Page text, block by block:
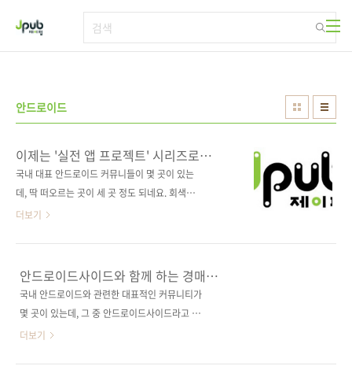
안드로이드
이제는 '실전 앱 프로젝트' 시리즈로
모바일 프로그래밍을 배우세요
국내 대표 안드로이드 커뮤니들이 몇 곳이 있는
데, 딱 떠오르는 곳이 세 곳 정도 되네요. 회색이
란 닉네임으로 활동하고 계신 소셜앤모바일 대
이 된 코리아안드로이드(일명 칸드로이드), 그리
고 카이로란 닉네임을 사용하는 한동호 님이 운
영하고 계신 안드로이드사이드. 이 외에도 네이
데, 최근 1-2년 사이 커진 모바일 산업에 걸맞게
활동하시는 분들이 아주 많아졌습니다. + 이번에
더보기
안드로이드사이드와 함께 하는 경매
이벤트
국내 안드로이드와 관련한 대표적인 커뮤니티가
몇 곳이 있는데, 그 중 안드로이드사이드라고 있
습니다. 어제부터 그곳의 경매(Aution) 코너에
더보기